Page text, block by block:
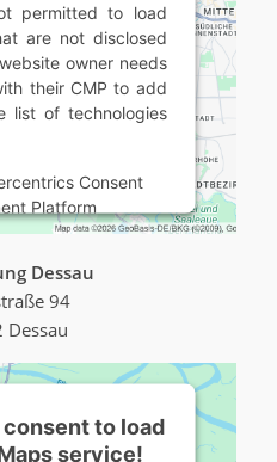
permitted to load
are not disclosed
owner needs
their CMP to add
list of technologies
Consent
Platform
Dessau
94
Dessau
to load
service!